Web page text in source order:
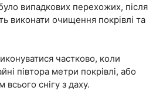
випадкових перехожих, після
виконати очищення покрівлі та
частково, коли
півтора метри покрівлі, або
всього снігу з даху.